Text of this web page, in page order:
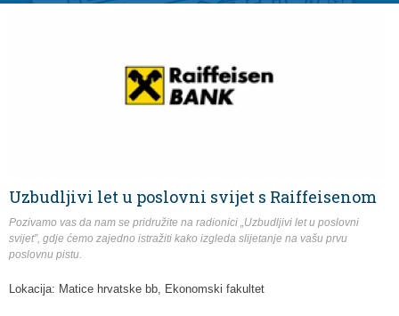
Uzbudljivi let u poslovni svijet s Raiffeisenom
Pozivamo vas da nam se pridružite na radionici „Uzbudljivi let u poslovni
svijet”, gdje ćemo zajedno istražiti kako izgleda slijetanje na vašu prvu
poslovnu pistu.
Lokacija: Matice hrvatske bb, Ekonomski fakultet